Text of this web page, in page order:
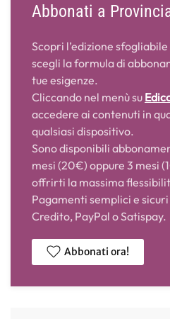
Abbonati a
Scopri l’edizione
scegli la formula di
tue esigenze.
Cliccando nel menù su
accedere ai contenuti in
qualsiasi dispositivo.
Sono disponibili
mesi (20€) oppure 3 mesi
offrirti la massima
Pagamenti semplici e
Credito, PayPal o Satispay.
Abbonati ora!